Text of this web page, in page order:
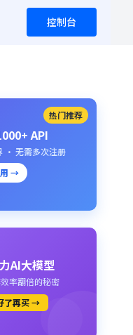
控制台
热门推荐
API
· 无需多次注册
用 →
AI大模型
率翻倍的秘密
了再买 →